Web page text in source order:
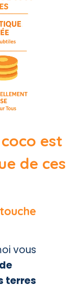
est
de ces
vous
terres